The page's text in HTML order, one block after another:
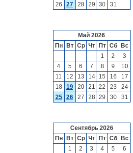
26
27 28 29 30 31
Май 2026
Пн
Вт Ср Чт Пт Сб
Вс
1
2
3
4
5 6 7 8 9
10
11
12 13 14 15 16
17
18
19 20 21 22 23
24
25
26 27 28 29 30 31
Сентябрь 2026
Пн
Вт Ср Чт Пт Сб
Вс
1
2 3 4 5
6